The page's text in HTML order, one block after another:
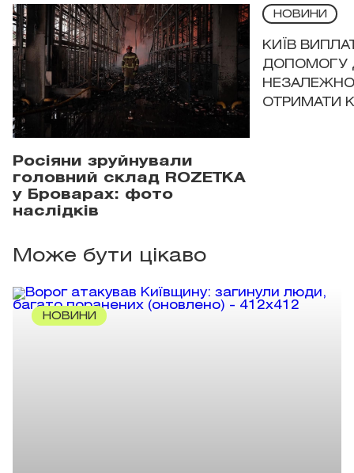
Росіяни зруйнували
головний склад ROZETKA
у Броварах: фото
наслідків
НОВИНИ
КИЇВ
ДОПОМОГУ
ОТРИМАТИ
Може бути цікаво
НОВИНИ